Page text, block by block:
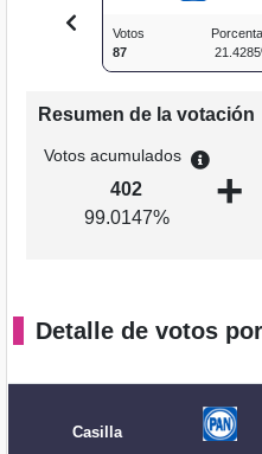
Votos
87
Resumen de la votación
Votos acumulados
402
99.0147%
+
Detalle de votos
Casilla